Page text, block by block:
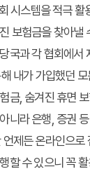
시스템을 적극 활
보험금을 찾아낼
국과 각 협회에
내가 가입했던
금, 숨겨진 휴면
니라 은행, 증권
제든 온라인으로
할 수 있으니 꼭